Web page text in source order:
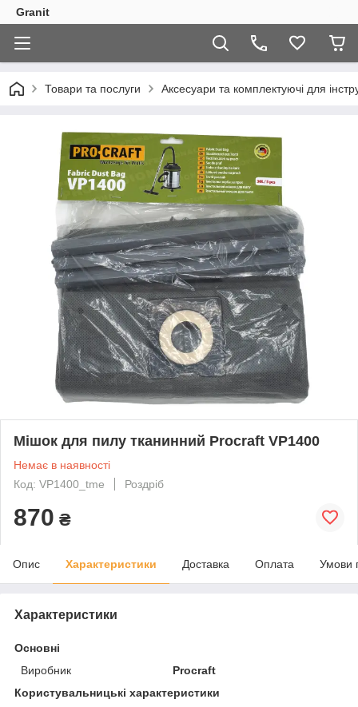
Granit
Товари та послуги Аксесуари та комплектуючі для
Мішок для пилу тканинний Procraft VP1400
Немає в наявності
Код: VP1400_tme
Роздріб
870 ₴
Опис Характеристики Доставка Оплата Умови
Характеристики
Основні
Виробник
Procraft
Користувальницькі характеристики